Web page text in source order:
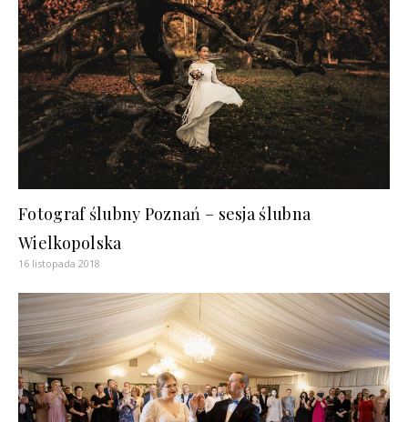
Fotograf ślubny Poznań – sesja ślubna
Wielkopolska
16 listopada 2018